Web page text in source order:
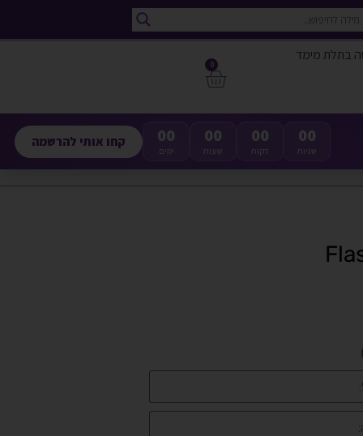
בתלת מימד
0
00
ימים
00
שעות
00
דקות
00
שניות
קחו אותי להרשמה